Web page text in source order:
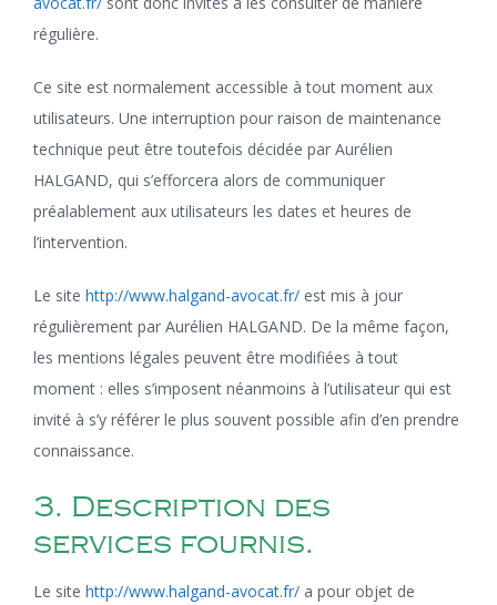
régulière.
Ce site est normalement accessible à tout moment aux
utilisateurs. Une interruption pour raison de maintenance
technique peut être toutefois décidée par Aurélien
HALGAND, qui s’efforcera alors de communiquer
préalablement aux utilisateurs les dates et heures de
l’intervention.
Le site http://www.halgand-avocat.fr/ est mis à jour
régulièrement par Aurélien HALGAND. De la même façon,
les mentions légales peuvent être modifiées à tout
moment : elles s’imposent néanmoins à l’utilisateur qui est
invité à s’y référer le plus souvent possible afin d’en prendre
connaissance.
3. Description des
services fournis.
Le site http://www.halgand-avocat.fr/ a pour objet de